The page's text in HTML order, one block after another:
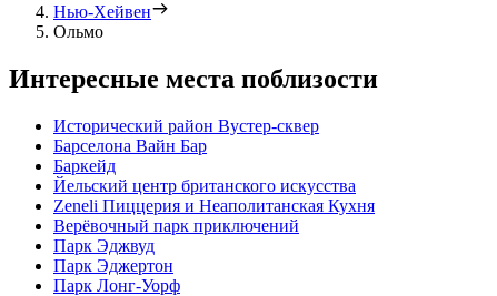
Нью-Хейвен
Ольмо
Интересные места поблизости
Исторический район Вустер-сквер
Барселона Вайн Бар
Баркейд
Йельский центр британского искусства
Zeneli Пиццерия и Неаполитанская Кухня
Верёвочный парк приключений
Парк Эджвуд
Парк Эджертон
Парк Лонг-Уорф